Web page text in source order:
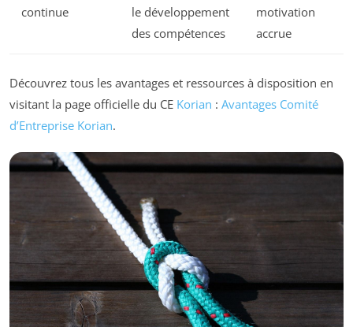
continue
le développement
des compétences
motivation
accrue
Découvrez tous les avantages et ressources à disposition en
visitant la page officielle du CE Korian : Avantages Comité
d’Entreprise Korian.